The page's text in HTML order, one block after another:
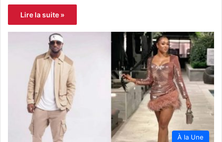
Lire la suite »
À la Une